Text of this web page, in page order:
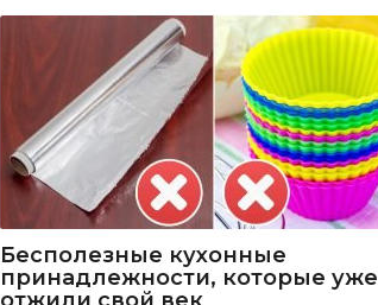
Бесполезные кухонные
принадлежности, которые уже